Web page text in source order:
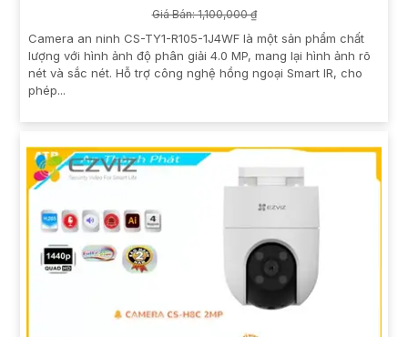
Giá Bán: 1,100,000 ₫
Camera an ninh CS-TY1-R105-1J4WF là một sản phẩm chất
lượng với hình ảnh độ phân giải 4.0 MP, mang lại hình ảnh rõ
nét và sắc nét. Hỗ trợ công nghệ hồng ngoại Smart IR, cho
phép...